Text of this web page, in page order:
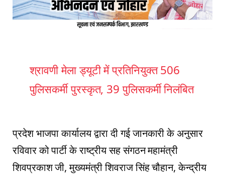
श्रावणी मेला ड्यूटी में प्रतिनियुक्त 506
पुलिसकर्मी पुरस्कृत, 39 पुलिसकर्मी निलंबित
प्रदेश भाजपा कार्यालय द्वारा दी गई जानकारी के अनुसार
रविवार को पार्टी के राष्ट्रीय सह संगठन महामंत्री
शिवप्रकाश जी, मुख्यमंत्री शिवराज सिंह चौहान, केन्द्रीय